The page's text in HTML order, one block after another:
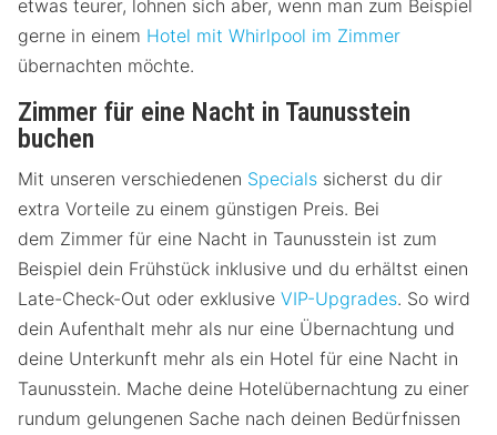
etwas teurer, lohnen sich aber, wenn man zum Beispiel
gerne in einem Hotel mit Whirlpool im Zimmer
übernachten möchte.
Zimmer für eine Nacht in Taunusstein
buchen
Mit unseren verschiedenen Specials sicherst du dir
extra Vorteile zu einem günstigen Preis. Bei
dem Zimmer für eine Nacht in Taunusstein ist zum
Beispiel dein Frühstück inklusive und du erhältst einen
Late-Check-Out oder exklusive VIP-Upgrades. So wird
dein Aufenthalt mehr als nur eine Übernachtung und
deine Unterkunft mehr als ein Hotel für eine Nacht in
Taunusstein. Mache deine Hotelübernachtung zu einer
rundum gelungenen Sache nach deinen Bedürfnissen